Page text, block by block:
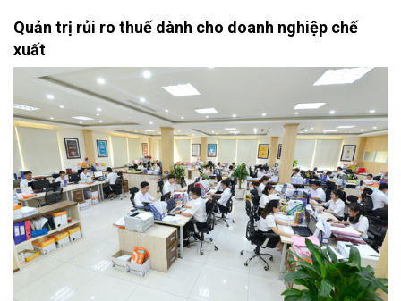
Quản trị rủi ro thuế dành cho doanh nghiệp chế
xuất